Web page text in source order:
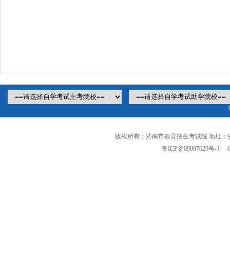
版权所有：济南市教育招生考试院 地址
鲁ICP备09097629号-1